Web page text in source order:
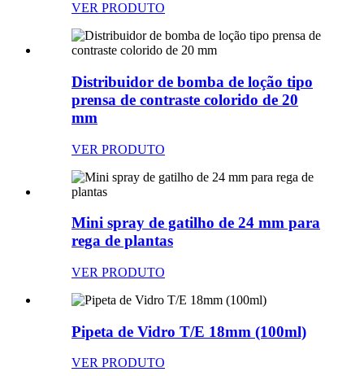
VER PRODUTO
Distribuidor de bomba de loção tipo
prensa de contraste colorido de 20
mm
VER PRODUTO
Mini spray de gatilho de 24 mm para
rega de plantas
VER PRODUTO
Pipeta de Vidro T/E 18mm (100ml)
VER PRODUTO